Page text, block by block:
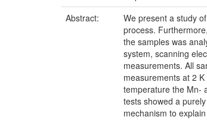
Abstract:
We present a study
process.
the samples was
system, scanning
measurements. All
measurements at 2
temperature the Mn-
tests showed a
mechanism to